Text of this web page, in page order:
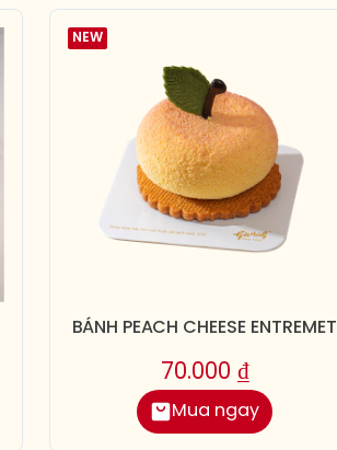
NEW
BÁNH PEACH CHEESE ENTREMET
Mua ngay
70.000 ₫